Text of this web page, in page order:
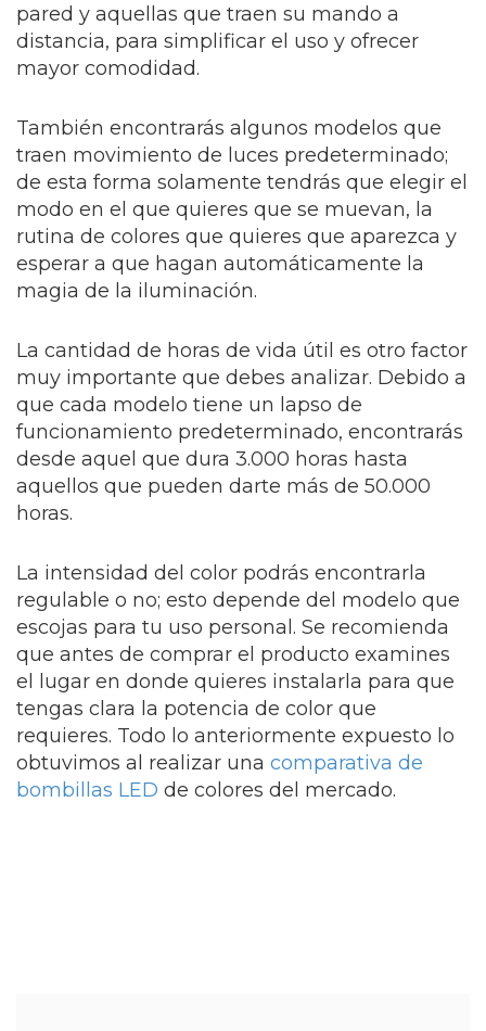
pared y aquellas que traen su mando a
distancia, para simplificar el uso y ofrecer
mayor comodidad.
También encontrarás algunos modelos que
traen movimiento de luces predeterminado;
de esta forma solamente tendrás que elegir el
modo en el que quieres que se muevan, la
rutina de colores que quieres que aparezca y
esperar a que hagan automáticamente la
magia de la iluminación.
La cantidad de horas de vida útil es otro factor
muy importante que debes analizar. Debido a
que cada modelo tiene un lapso de
funcionamiento predeterminado, encontrarás
desde aquel que dura 3.000 horas hasta
aquellos que pueden darte más de 50.000
horas.
La intensidad del color podrás encontrarla
regulable o no; esto depende del modelo que
escojas para tu uso personal. Se recomienda
que antes de comprar el producto examines
el lugar en donde quieres instalarla para que
tengas clara la potencia de color que
requieres. Todo lo anteriormente expuesto lo
obtuvimos al realizar una comparativa de
bombillas LED de colores del mercado.